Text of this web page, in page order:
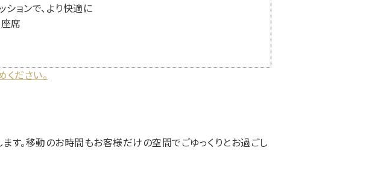
ョンで、より快適に
席
ださい。
。移動のお時間もお客様だけの空間でごゆっくりとお過ごし